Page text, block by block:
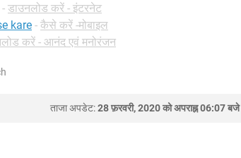
- डाउनलोड करें - इंटरनेट
kare - कैसे करें -मोबाइल
करें - आनंद एवं मनोरंजन
ताजा अपडेट:28 फ़रवरी, 2020 को अपराह्न 06:07 बजे